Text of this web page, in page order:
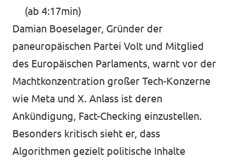
(ab 4:17min)
Damian Boeselager, Gründer der
paneuropäischen Partei Volt und Mitglied
des Europäischen Parlaments, warnt vor der
Machtkonzentration großer Tech-Konzerne
wie Meta und X. Anlass ist deren
Ankündigung, Fact-Checking einzustellen.
Besonders kritisch sieht er, dass
Algorithmen gezielt politische Inhalte